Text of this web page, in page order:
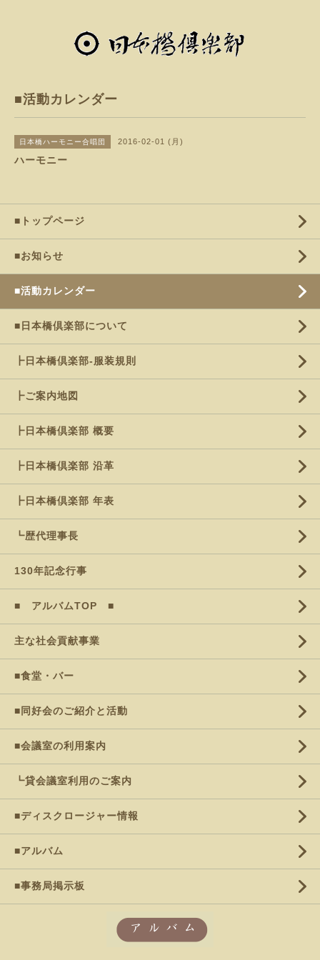
■活動カレンダー
日本橋ハーモニー合唱団 2016-02-01 (月)
ハーモニー
■トップページ
■お知らせ
■活動カレンダー
■日本橋倶楽部について
┣日本橋倶楽部-服装規則
┣ご案内地図
┣日本橋倶楽部 概要
┣日本橋倶楽部 沿革
┣日本橋倶楽部 年表
┗歴代理事長
130年記念行事
■ アルバムTOP ■
主な社会貢献事業
■食堂・バー
■同好会のご紹介と活動
■会議室の利用案内
┗貸会議室利用のご案内
■ディスクロージャー情報
■アルバム
■事務局掲示板